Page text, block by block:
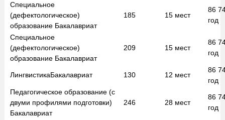
Специальное
(дефектологическое)
образование Бакалавриат
185 15 мест
86
год
Специальное
(дефектологическое)
образование Бакалавриат
209 15 мест
86
год
ЛингвистикаБакалавриат 130 12 мест
86
год
Педагогическое образование (с
двуми профилями подготовки)
Бакалавриат
246 28 мест
86
год